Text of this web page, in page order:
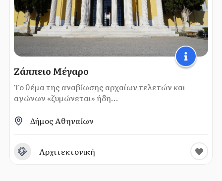
Ζάππειο Μέγαρο
Το θέμα της αναβίωσης αρχαίων τελετών και
αγώνων «ζυμώνεται» ήδη...
Δήμος Αθηναίων
Αρχιτεκτονική